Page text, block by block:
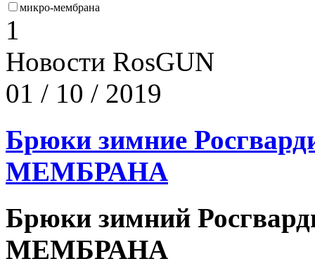
микро-мембрана
1
Новости RosGUN
01 / 10 / 2019
Брюки зимние
МЕМБРАНА
Брюки зимний
МЕМБРАНА